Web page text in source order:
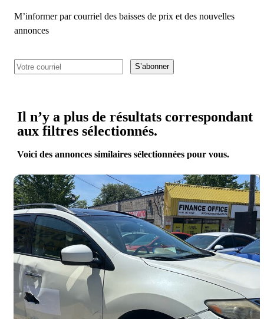
M’informer par courriel des baisses de prix et des nouvelles
annonces
S’abonner
Il n’y a plus de résultats correspondant
aux filtres sélectionnés.
Voici des annonces similaires sélectionnées pour vous.